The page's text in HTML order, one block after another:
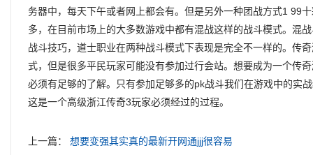
务器中，每天下午或者网上都会有。但是另外一种团战方式1 99
多，在目前市场上的大多数游戏中都有混战这样的战斗模式。混
战斗技巧，道士职业在两种战斗模式下表现是完全不一样的。传
式，但是很多平民玩家可能没有参加过行会站。想要成为一个传
必须有足够的了解。只有参加足够多的pk战斗我们在游戏中的实
这是一个高级浙江传奇3玩家必须经过的过程。
上一篇：想要变强其实真的最新开网通jjj很容易